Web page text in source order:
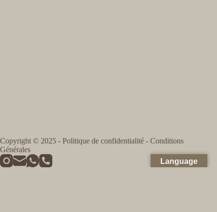
Copyright © 2025 - Politique de confidentialité - Conditions
Générales
Language